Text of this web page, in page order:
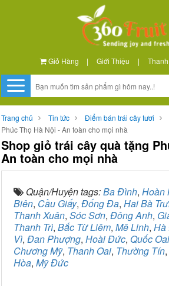
Giỏ Hàng | Giới Thiệu |
Trang chủ Tin tức Điểm bán trái cây tươi
Phúc Thọ Hà Nội - An toàn cho mọi nhà
Shop giỏ trái cây quà tặng
An toàn cho mọi nhà
Quận/Huyện tags:Ba Đình, Hoàn
Biên, Cầu Giấy, Đống Đa, Hai Bà
Thanh Xuân, Sóc Sơn, Đông Anh,
Thanh Trì, Bắc Từ Liêm, Mê Linh, Hà
Vì, Đan Phượng, Hoài Đức, Quốc Oai
Chương Mỹ, Thanh Oai, Thường Tín,
Hòa, Mỹ Đức